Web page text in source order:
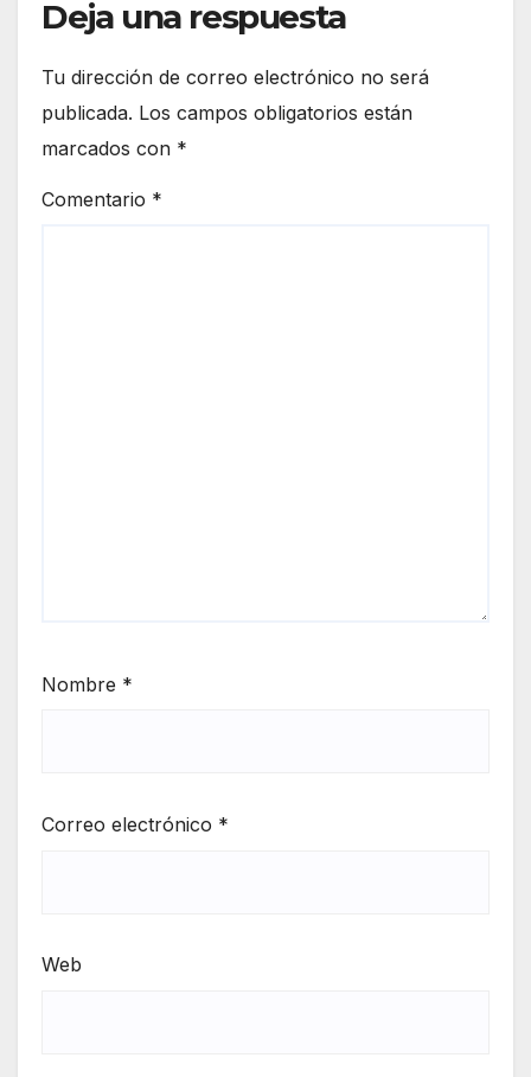
Deja una respuesta
Tu dirección de correo electrónico no será
publicada. Los campos obligatorios están
marcados con *
Comentario *
Nombre *
Correo electrónico *
Web